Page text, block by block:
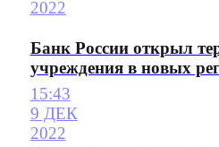
2022
Банк России открыл
учреждения в новых
15:43
9 ДЕК
2022